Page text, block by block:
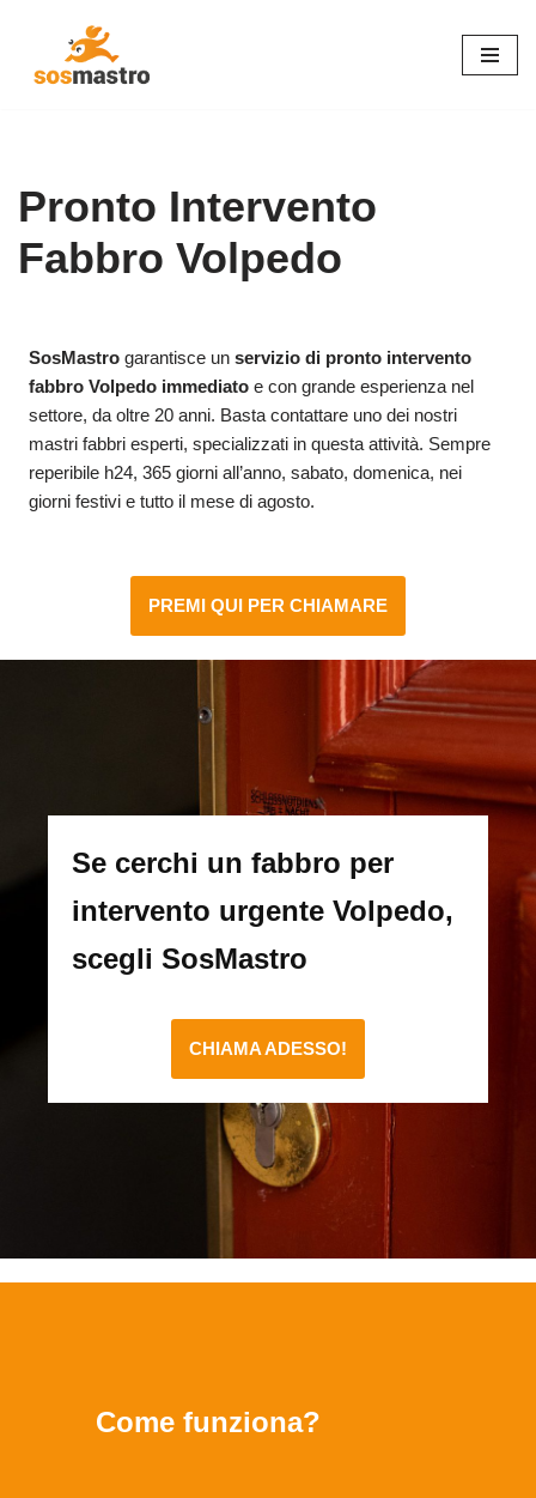
Pronto Intervento
Fabbro Volpedo
SosMastro garantisce unservizio di pronto intervento
fabbro Volpedo immediato e con grande esperienza nel
settore, da oltre 20 anni. Basta contattare uno dei nostri
mastri fabbri esperti, specializzati in questa attività. Sempre
reperibile h24, 365 giorni all’anno, sabato, domenica, nei
giorni festivi e tutto il mese di agosto.
PREMI QUI PER CHIAMARE
Se cerchi un fabbro per
intervento urgente Volpedo,
scegli SosMastro
CHIAMA ADESSO!
Come funziona?